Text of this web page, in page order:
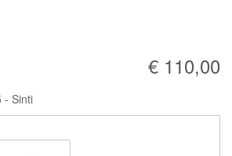
€ 110,00
- Sinti